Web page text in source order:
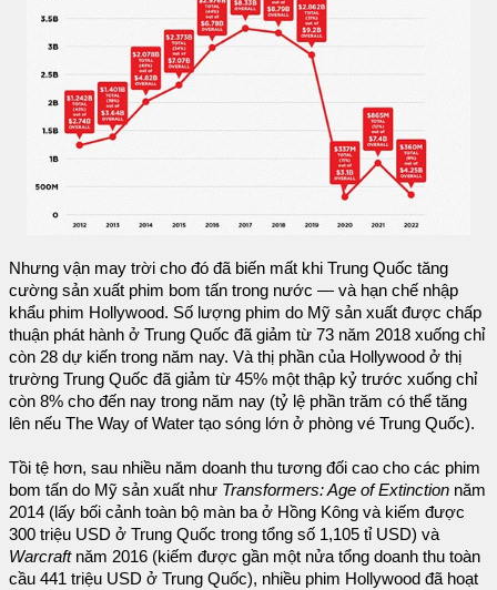
Nhưng vận may trời cho đó đã biến mất khi Trung Quốc tăng
cường sản xuất phim bom tấn trong nước — và hạn chế nhập
khẩu phim Hollywood. Số lượng phim do Mỹ sản xuất được chấp
thuận phát hành ở Trung Quốc đã giảm từ 73 năm 2018 xuống chỉ
còn 28 dự kiến ​​trong năm nay. Và thị phần của Hollywood ở thị
trường Trung Quốc đã giảm từ 45% một thập kỷ trước xuống chỉ
còn 8% cho đến nay trong năm nay (tỷ lệ phần trăm có thể tăng
lên nếu The Way of Water tạo sóng lớn ở phòng vé Trung Quốc).
Tồi tệ hơn, sau nhiều năm doanh thu tương đối cao cho các phim
bom tấn do Mỹ sản xuất như Transformers: Age of Extinction năm
2014 (lấy bối cảnh toàn bộ màn ba ở Hồng Kông và kiếm được
300 triệu USD ở Trung Quốc trong tổng số 1,105 tỉ USD) và
Warcraft năm 2016 (kiếm được gần một nửa tổng doanh thu toàn
cầu 441 triệu USD ở Trung Quốc), nhiều phim Hollywood đã hoạt